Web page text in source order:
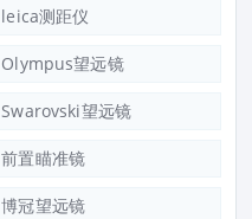
leica测距仪
Olympus望远镜
Swarovski望远镜
前置瞄准镜
博冠望远镜